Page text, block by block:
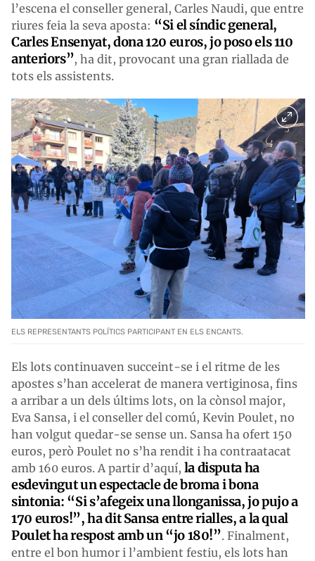
l’escena el conseller general, Carles Naudi, que entre
riures feia la seva aposta: “Si el síndic general,
Carles Ensenyat, dona 120 euros, jo poso els 110
anteriors”, ha dit, provocant una gran riallada de
tots els assistents.
ELS REPRESENTANTS POLÍTICS PARTICIPANT EN ELS ENCANTS.
Els lots continuaven succeint-se i el ritme de les
apostes s’han accelerat de manera vertiginosa, fins
a arribar a un dels últims lots, on la cònsol major,
Eva Sansa, i el conseller del comú, Kevin Poulet, no
han volgut quedar-se sense un. Sansa ha ofert 150
euros, però Poulet no s’ha rendit i ha contraatacat
amb 160 euros. A partir d’aquí, la disputa ha
esdevingut un espectacle de broma i bona
sintonia: “Si s’afegeix una llonganissa, jo pujo a
170 euros!”, ha dit Sansa entre rialles, a la qual
Poulet ha respost amb un “jo 180!”. Finalment,
entre el bon humor i l’ambient festiu, els lots han